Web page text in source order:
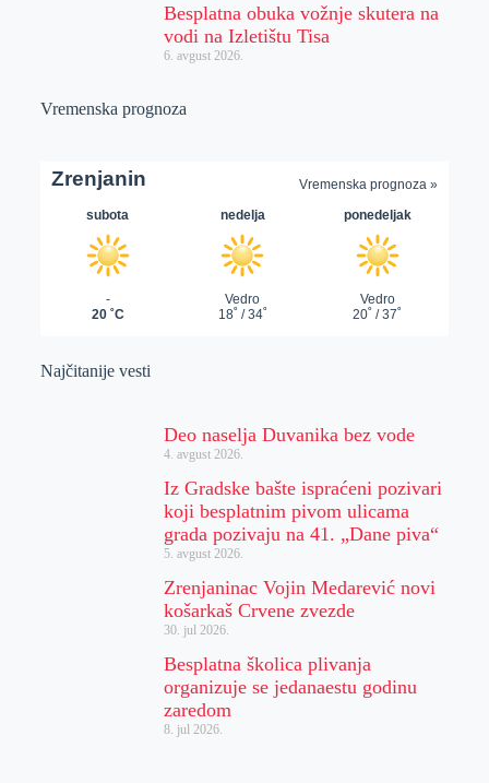
Besplatna obuka vožnje skutera na
vodi na Izletištu Tisa
6. avgust 2026.
Vremenska prognoza
Najčitanije vesti
Deo naselja Duvanika bez vode
4. avgust 2026.
Iz Gradske bašte ispraćeni pozivari
koji besplatnim pivom ulicama
grada pozivaju na 41. „Dane piva“
5. avgust 2026.
Zrenjaninac Vojin Medarević novi
košarkaš Crvene zvezde
30. jul 2026.
Besplatna školica plivanja
organizuje se jedanaestu godinu
zaredom
8. jul 2026.